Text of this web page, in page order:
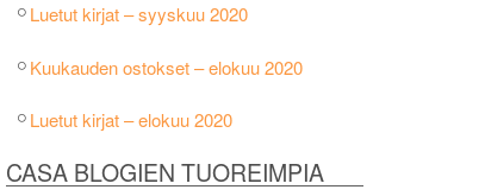
Luetut kirjat – syyskuu 2020
Kuukauden ostokset – elokuu 2020
Luetut kirjat – elokuu 2020
CASA BLOGIEN TUOREIMPIA